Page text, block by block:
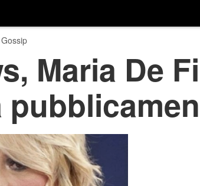
Maria De